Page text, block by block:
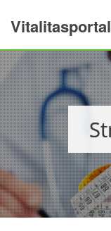
Vitalitasportal
×